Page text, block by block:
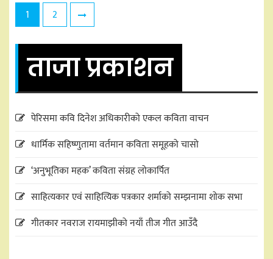
Posts
pagination
1 2
ताजा प्रकाशन
पेरिसमा कवि दिनेश अधिकारीको एकल कविता वाचन
धार्मिक सहिष्णुतामा वर्तमान कविता समूहको चासो
‘अनुभूतिका महक’ कविता संग्रह लोकार्पित
साहित्यकार एवं साहित्यिक पत्रकार शर्माको सम्झनामा शोक सभा
गीतकार नवराज रायमाझीको नयाँ तीज गीत आउँदै